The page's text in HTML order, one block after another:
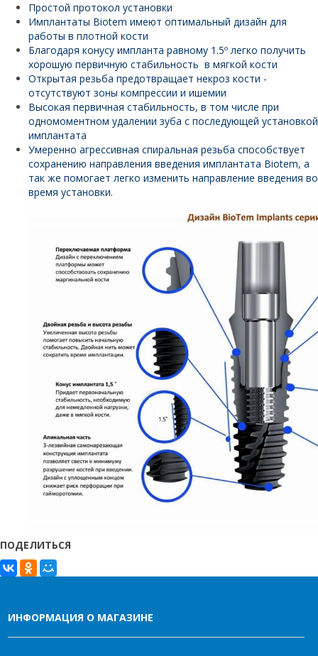
Простой протокол установки
Имплантаты Biotem имеют оптимальный дизайн для
работы в плотной кости
Благодаря конусу импланта равному 1.5º легко получить
хорошую первичную стабильность в мягкой кости
Открытая резьба предотвращает некроз кости -
отсутствуют зоны компрессии и ишемии
Высокая первичная стабильность, в том числе при
одномоментном удалении зуба с последующей установкой
имплантата
Умеренно агрессивная спиральная резьба способствует
сохранению направления введения имплантата Biotem, а
так же помогает легко изменить направление введения во
время установки.
ПОДЕЛИТЬСЯ
ИНФОРМАЦИЯ О МАГАЗИНЕ